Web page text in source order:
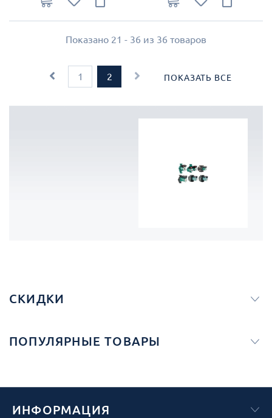
Показано 21 - 36 из 36 товаров
1 2 ПОКАЗАТЬ ВСЕ
СКИДКИ
ПОПУЛЯРНЫЕ ТОВАРЫ
ИНФОРМАЦИЯ